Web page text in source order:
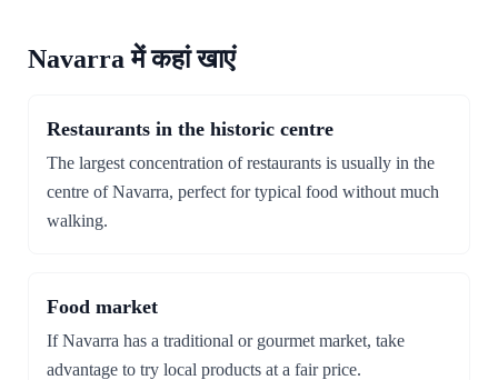
Navarra में कहां खाएं
Restaurants in the historic centre
The largest concentration of restaurants is usually in the
centre of Navarra, perfect for typical food without much
walking.
Food market
If Navarra has a traditional or gourmet market, take
advantage to try local products at a fair price.